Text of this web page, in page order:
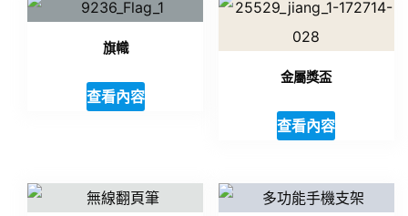
旗幟
查看內容
金屬獎盃
查看內容